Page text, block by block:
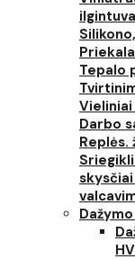
Tepalo
Darbo
Replės.